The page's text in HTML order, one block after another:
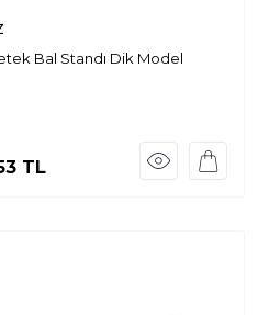
Bal Standı Dik Model
TL